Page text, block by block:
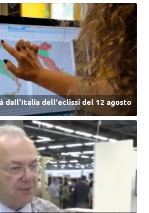
dall’Italia dell'eclissi del 12 agosto